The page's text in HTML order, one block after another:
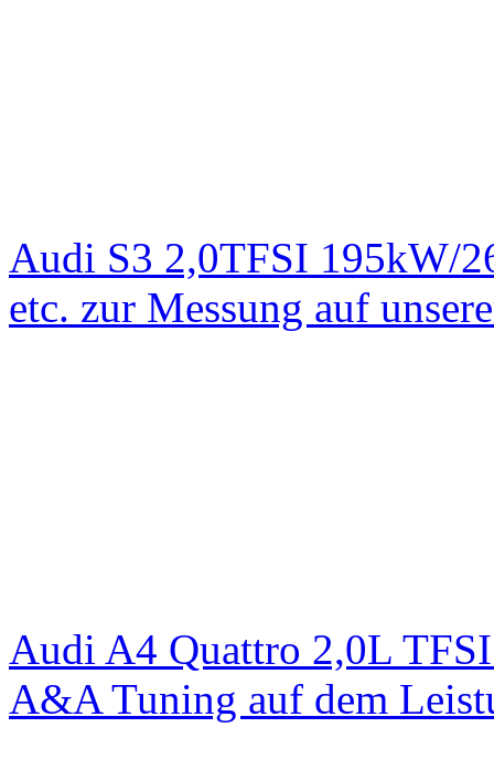
Audi S3 2,0TFSI 195kW/
etc. zur Messung auf
Audi A4 Quattro 2,0L
A&A Tuning auf dem